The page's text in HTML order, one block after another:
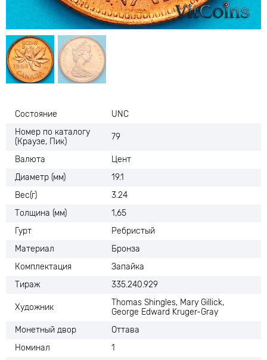
Состояние
UNC
Номер по каталогу
(Краузе, Пик)
79
Валюта
Цент
Диаметр (мм)
19.1
Вес(г)
3.24
Толщина (мм)
1,65
Гурт
Ребристый
Материал
Бронза
Комплектация
Запайка
Тираж
335.240.929
Художник
Thomas Shingles, Mary Gillick,
George Edward Kruger-Gray
Монетный двор
Оттава
Номинал
1